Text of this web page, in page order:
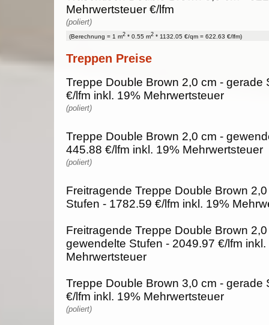
Mehrwertsteuer €/lfm
(poliert)
(Berechnung = 1 m2 * 0.55 m2 * 1132.05 €/qm = 622.63 €/lfm)
Treppen Preise
Treppe Double Brown 2,0 cm - gerade
€/lfm inkl. 19% Mehrwertsteuer
(poliert)
Treppe Double Brown 2,0 cm -
445.88 €/lfm inkl. 19% Mehrwertsteuer
(poliert)
Freitragende Treppe Double Brown
Stufen - 1782.59 €/lfm inkl. 19%
Freitragende Treppe Double Brown
gewendelte Stufen - 2049.97 €/lfm inkl.
Mehrwertsteuer
Treppe Double Brown 3,0 cm - gerade
€/lfm inkl. 19% Mehrwertsteuer
(poliert)